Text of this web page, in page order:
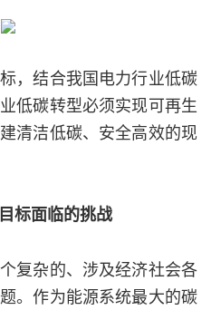
，结合我国电力行业低碳
低碳转型必须实现可再生
清洁低碳、安全高效的现
标面临的挑战
复杂的、涉及经济社会各
。作为能源系统最大的碳